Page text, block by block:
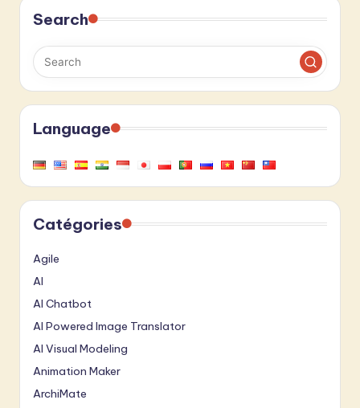
Search
Language
Catégories
Agile
AI
AI Chatbot
AI Powered Image Translator
AI Visual Modeling
Animation Maker
ArchiMate